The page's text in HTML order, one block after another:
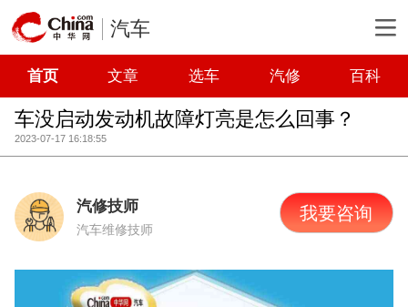
汽车
首页 文章 选车 汽修 百科
车没启动发动机故障灯亮是怎么回事？
2023-07-17 16:18:55
汽修技师
汽车维修技师
我要咨询